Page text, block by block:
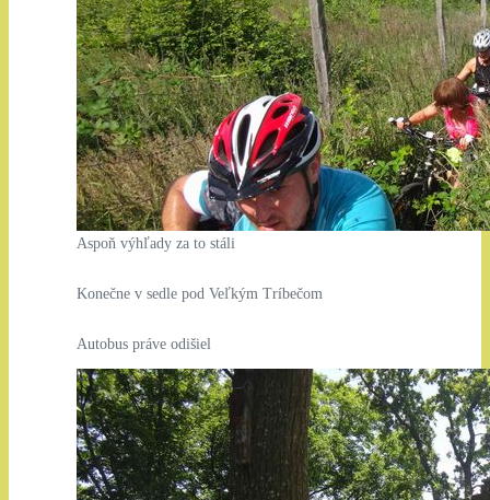
Aspoň výhľady za to stáli
Konečne v sedle pod Veľkým Tríbečom
Autobus práve odišiel